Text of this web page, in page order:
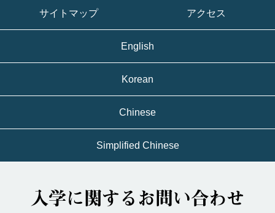
サイトマップ アクセス
English
Korean
Chinese
Simplified Chinese
入学に関するお問い合わせ